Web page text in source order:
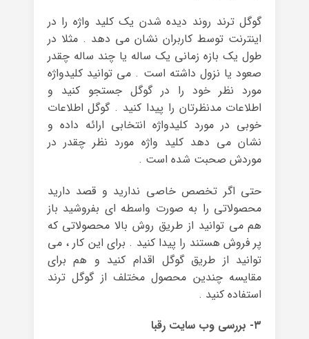
گوگل ترند روند دیده شدن یک کلید واژه را در
اینترنت توسط کاربران نشان می دهد . مثلا در
طول یک بازه زمانی یک ساله یا چند ساله چقدر
صعود یا نزول داشته است . می توانید کلیدواژه
مورد نظر خود را در گوگل جستجو کنید و
اطلاعات مدنظرتان را پیدا کنید . گوگل اطلاعات
خوبی در مورد کلیدواژه انتخابی ارائه داده و
نشان می دهد کلید واژه مورد نظر چقدر در
موردش صحبت شده است .
حتی اگر تخصص خاصی ندارید و قصد دارید
محصولاتی را به صورت واسطه ای بفروشید باز
هم می توانید از طریق روش بالا محصولاتی که
پر فروش هستند را پیدا کنید . برای این کار ، می
توانید از طریق گوگل اقدام کنید و هم برای
مقایسه چندین محصول مختلف از گوگل ترند
استفاده کنید .
۳- بررسی وب سایت رقبا